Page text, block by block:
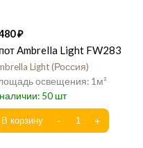
Ambrella Light FW283
Light Россия
1
50